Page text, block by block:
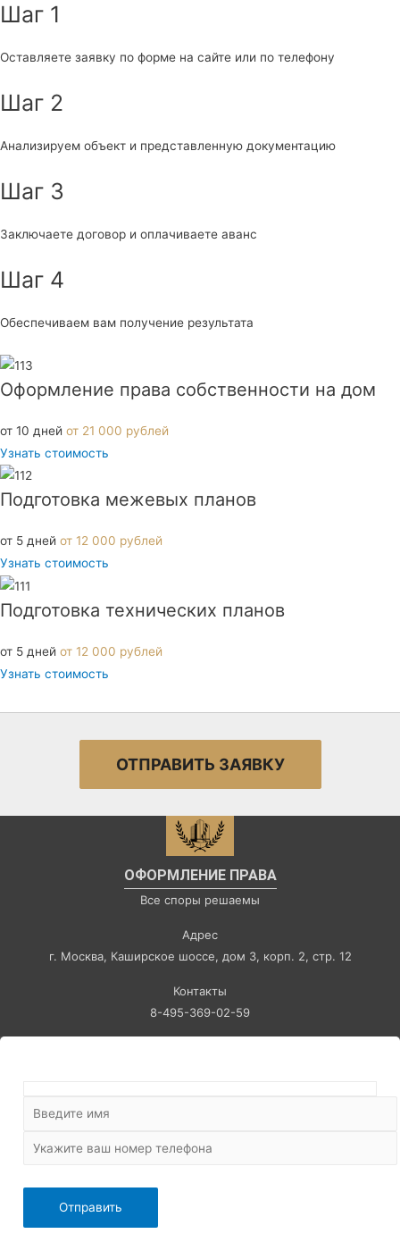
Шаг 1
Оставляете заявку по форме на сайте или по телефону
Шаг 2
Анализируем объект и представленную документацию
Шаг 3
Заключаете договор и оплачиваете аванс
Шаг 4
Обеспечиваем вам получение результата
Оформление права собственности на дом
от 10 дней от 21 000 рублей
Узнать стоимость
Подготовка межевых планов
от 5 дней от 12 000 рублей
Узнать стоимость
Подготовка технических планов
от 5 дней от 12 000 рублей
Узнать стоимость
ОТПРАВИТЬ ЗАЯВКУ
ОФОРМЛЕНИЕ ПРАВА
Все споры решаемы
Адрес
г. Москва, Каширское шоссе, дом 3, корп. 2, стр. 12
Контакты
8-495-369-02-59